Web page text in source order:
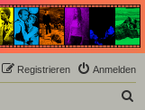
Filmforum und ein Paradies
Anmelden
Registrieren